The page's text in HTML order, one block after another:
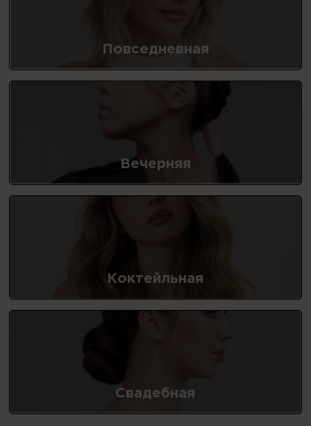
Повседневная
Вечерняя
Коктейльная
Свадебная